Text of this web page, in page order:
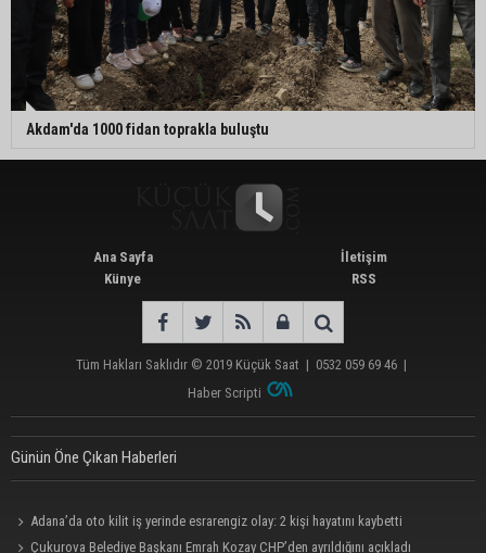
Akdam'da 1000 fidan toprakla buluştu
Ana Sayfa
Künye
İletişim
RSS
Tüm Hakları Saklıdır © 2019 Küçük Saat | 0532 059 69 46 |
Haber Scripti
Günün Öne Çıkan Haberleri
Adana’da oto kilit iş yerinde esrarengiz olay: 2 kişi hayatını kaybetti
Çukurova Belediye Başkanı Emrah Kozay CHP’den ayrıldığını açıkladı